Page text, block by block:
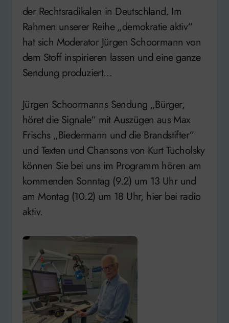
der Rechtsradikalen in Deutschland. Im
Rahmen unserer Reihe „demokratie aktiv“
hat sich Moderator Jürgen Schoormann von
dem Stoff inspirieren lassen und eine ganze
Sendung produziert…
Jürgen Schoormanns Sendung „Bürger,
höret die Signale“ mit Auszügen aus Max
Frischs „Biedermann und die Brandstifter“
und Texten und Chansons von Kurt Tucholsky
können Sie bei uns im Programm hören am
kommenden Sonntag (9.2) um 13 Uhr und
am Montag (10.2) um 18 Uhr, hier bei radio
aktiv.